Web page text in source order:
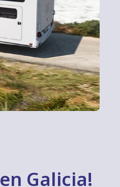
en Galicia!